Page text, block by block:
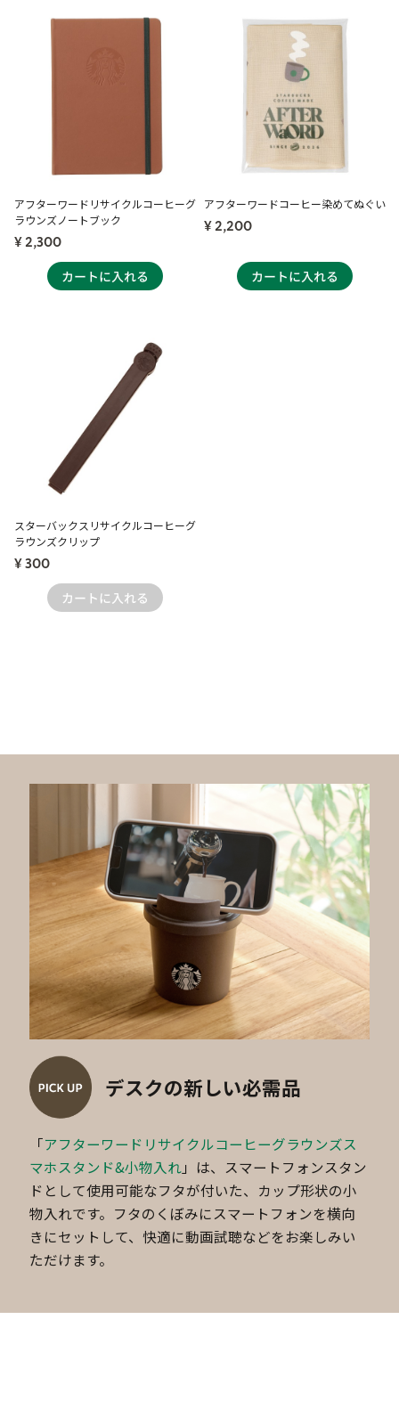
アフターワードリサイクルコーヒーグ
ラウンズノートブック
¥ 2,300
アフターワードコーヒー染めてぬぐい
¥ 2,200
スターバックスリサイクルコーヒーグ
ラウンズクリップ
¥ 300
デスクの新しい必需品
「アフターワードリサイクルコーヒーグラウンズス
マホスタンド&小物入れ」は、スマートフォンスタン
ドとして使用可能なフタが付いた、カップ形状の小
物入れです。フタのくぼみにスマートフォンを横向
きにセットして、快適に動画試聴などをお楽しみい
ただけます。